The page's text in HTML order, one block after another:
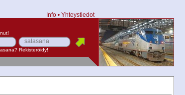
Info • Yhteystiedot
Rekisteröidy!